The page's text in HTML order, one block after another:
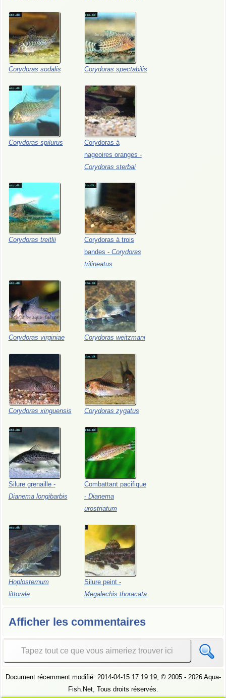
Corydoras sodalis Corydoras spectabilis
Corydoras spilurus Corydoras à
nageoires oranges -
Corydoras sterbai
Corydoras treitlii Corydoras à trois
bandes - Corydoras
trilineatus
Corydoras virginiae Corydoras weitzmani
Corydorasxinguensis Corydoras zygatus
Silure grenaille -
Dianema longibarbis
Combattant pacifique
- Dianema
urostriatum
Hoplosternum
littorale
Silure peint -
Megalechis thoracata
Afficher les commentaires
Document récemment modifié: 2014-04-15 17:19:19, © 2005- 2026 Aqua-
Fish.Net, Tous droits réservés.